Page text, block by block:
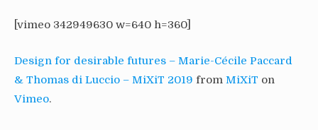
[vimeo 342949630 w=640 h=360]
Design for desirable futures – Marie-Cécile Paccard
& Thomas di Luccio – MiXiT 2019 from MiXiT on
Vimeo.